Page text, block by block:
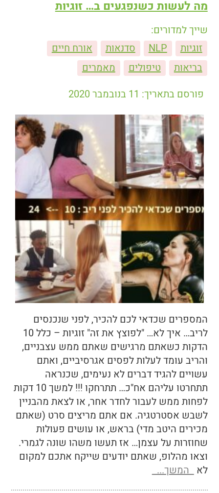
מה לעשות כשנפגעים ב… זוגיות
שייך למדורים:
זוגיות
NLP סדנאות
אורח חיים
בריאות
טיפולים
מאמרים
פורסם בתאריך: 11 בנובמבר 2020
המספרים שכדאי לכם להכיר, לפני שנכנסים
לריב… איך לא… "לפוצץ את זה" זוגיות – כלל 10
הדקות כשאתם מרגישים שאתם ממש עצבניים,
והריב עומד לעלות לפסים אגרסיביים, ואתם
עשויים להגיד דברים לא נעימים, שכנראה
תתחרטו עליהם אח"כ… תתרחקו !!! למשך 10 דקות
לפחות ממש לעבור לחדר אחר, או לצאת מהבניין
לשבש אסטרטגיה. אם אתם מריצים סרט (שאתם
מכירים היטב מדי) בראש, או עושים פעולות
שחוזרות על עצמן… אז תעשו משהו שונה לגמרי.
וצאו מהלופ, שאתם יודעים שייקח אתכם למקום
לא המשך...